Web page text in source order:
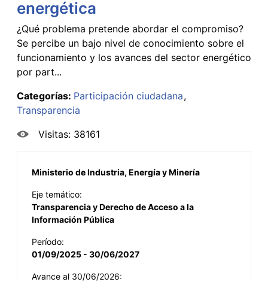
energética
¿Qué problema pretende abordar el compromiso?
Se percibe un bajo nivel de conocimiento sobre el
funcionamiento y los avances del sector energético
por part...
Categorías: Participación ciudadana
Transparencia
Visitas: 38161
Ministerio de Industria, Energía y Minería
Eje temático:
Transparencia y Derecho de Acceso a la
Información Pública
Período:
01/09/2025 - 30/06/2027
Avance al 30/06/2026: